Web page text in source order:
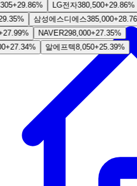
+29.86% LG전자380,500+29.86%
% 삼성에스디에스385,000+28.76
27.99% NAVER298,000+27.35%
+27.34% 알에프텍8,050+25.39%